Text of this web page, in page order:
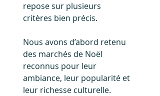
repose sur plusieurs
critères bien précis.
Nous avons d’abord retenu
des marchés de Noël
reconnus pour leur
ambiance, leur popularité et
leur richesse culturelle.